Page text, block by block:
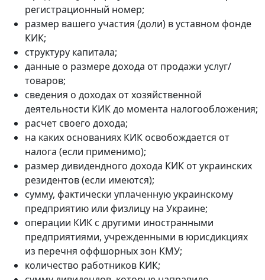
регистрационный номер;
размер вашего участия (доли) в уставном фонде
КИК;
структуру капитала;
данные о размере дохода от продажи услуг/
товаров;
сведения о доходах от хозяйственной
деятельности КИК до момента налогообложения;
расчет своего дохода;
на каких основаниях КИК освобождается от
налога (если применимо);
размер дивидендного дохода КИК от украинских
резидентов (если имеются);
сумму, фактически уплаченную украинскому
предприятию или физлицу на Украине;
операции КИК с другими иностранными
предприятиями, учрежденными в юрисдикциях
из перечня оффшорных зон КМУ;
количество работников КИК;